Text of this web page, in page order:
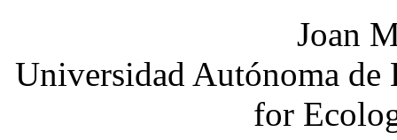
Joan
Universidad Autónoma de
for